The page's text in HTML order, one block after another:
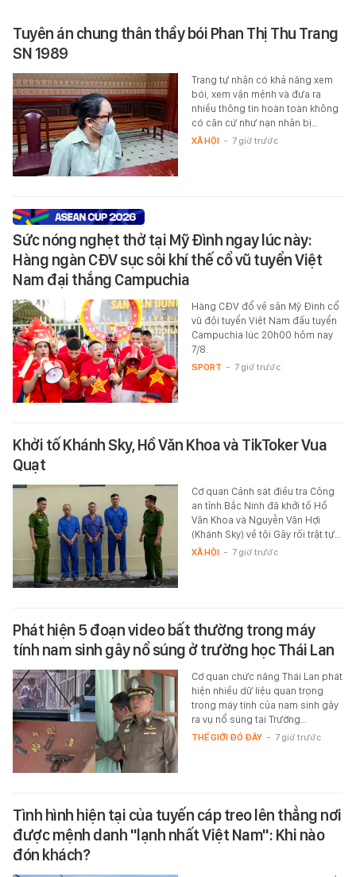
Tuyên án chung thân thầy bói Phan Thị Thu Trang
SN 1989
Trang tự nhận có khả năng xem
bói, xem vận mệnh và đưa ra
nhiều thông tin hoàn toàn không
có căn cứ như nạn nhân bị…
XÃ HỘI - 7 giờ trước
Sức nóng nghẹt thở tại Mỹ Đình ngay lúc này:
Hàng ngàn CĐV sục sôi khí thế cổ vũ tuyển Việt
Nam đại thắng Campuchia
Hàng CĐV đổ về sân Mỹ Đình cổ
vũ đội tuyển Việt Nam đấu tuyển
Campuchia lúc 20h00 hôm nay
7/8.
SPORT - 7 giờ trước
Khởi tố Khánh Sky, Hồ Văn Khoa và TikToker Vua
Quạt
Cơ quan Cảnh sát điều tra Công
an tỉnh Bắc Ninh đã khởi tố Hồ
Văn Khoa và Nguyễn Văn Hợi
(Khánh Sky) về tội Gây rối trật tự…
XÃ HỘI - 7 giờ trước
Phát hiện 5 đoạn video bất thường trong máy
tính nam sinh gây nổ súng ở trường học Thái Lan
Cơ quan chức năng Thái Lan phát
hiện nhiều dữ liệu quan trọng
trong máy tính của nam sinh gây
ra vụ nổ súng tại Trường…
THẾ GIỚI ĐÓ ĐÂY - 7 giờ trước
Tình hình hiện tại của tuyến cáp treo lên thẳng nơi
được mệnh danh "lạnh nhất Việt Nam": Khi nào
đón khách?